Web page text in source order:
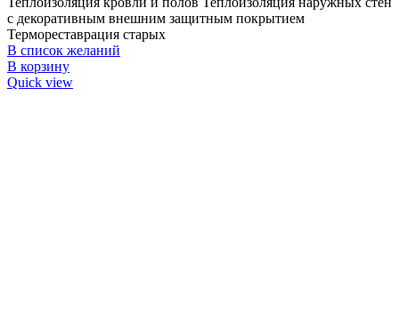
с декоративным внешним защитным покрытием
Термореставрация старых
В список желаний
В корзину
Quick view